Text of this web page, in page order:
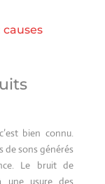
bien connu.
de sons générés
Le bruit de
une usure des